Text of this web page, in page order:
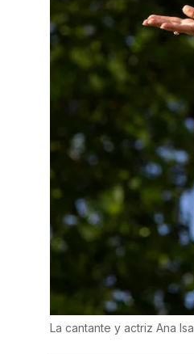
La cantante y actriz Ana